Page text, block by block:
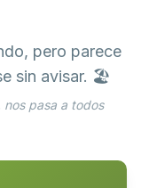
pero parece
sin avisar. 🏖️
nos pasa a todos